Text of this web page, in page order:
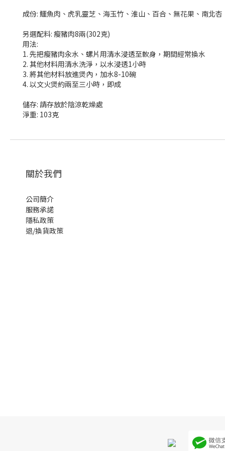
成份: 鱷魚肉、虎乳靈芝、海玉竹、淮山、百合、無花果、南北杏
另選配料: 瘦豬肉8兩(302克)
用法:
1. 先把瘦豬肉汆水、螺片用清水浸透至軟身，期間經常換水
2. 其他材料用清水洗淨，以水浸透1小時
3. 將其他材料放進煲內，加水8-10碗
4. 以文火煲約兩至三小時，即成
儲存: 請存放於陰涼乾燥處
淨重: 103克
關於我們
公司簡介
服務承諾
隱私政策
退/換貨政策